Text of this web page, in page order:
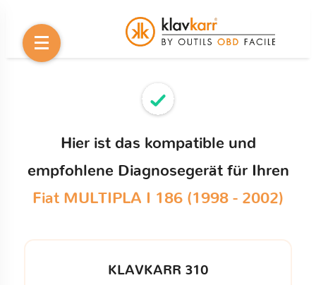
Hier ist das kompatible und
empfohlene Diagnosegerät für Ihren
Fiat MULTIPLA I 186 (1998 - 2002)
KLAVKARR 310